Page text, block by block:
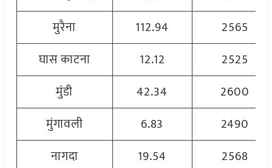
मुरैना
112.94
2565
घास काटना
12.12
2525
मुंडी
42.34
2600
मुंगावली
6.83
2490
नागदा
19.54
2568